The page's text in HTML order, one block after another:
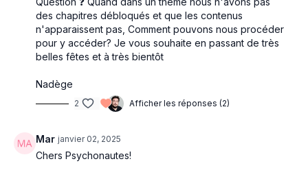
des chapitres débloqués et que les contenus
n'apparaissent pas, Comment pouvons nous procéder
pour y accéder? Je vous souhaite en passant de très
belles fêtes et à très bientôt
Nadège
2 Afficher les réponses (2)
Mar janvier 02, 2025
Chers Psychonautes!